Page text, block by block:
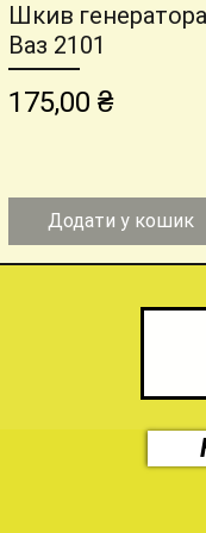
Швидкий перегляд
Шкив генератора
Ваз 2101
Ціна
175,00 ₴
Додати у кошик